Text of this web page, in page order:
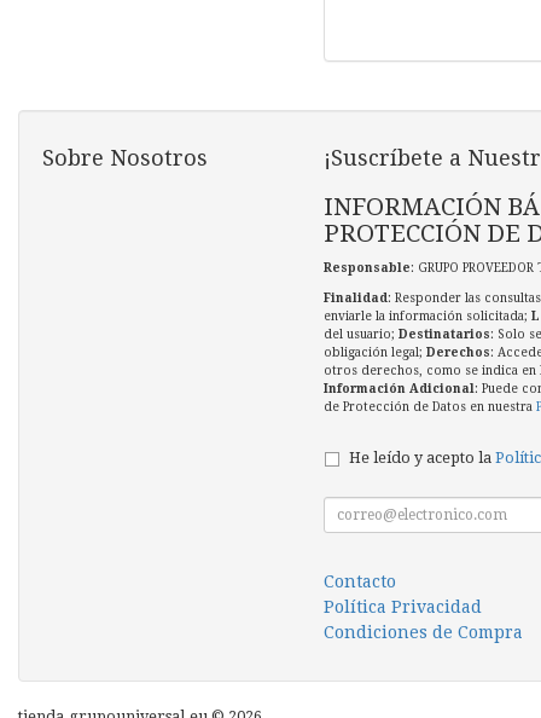
Sobre Nosotros ¡Suscríbete a
INFORMACIÓN
PROTECCIÓN DE
Responsable: GRUPO
Finalidad : Responder las
enviarle la información solicitada;
del usuario; Destinatarios: Solo
obligación legal; Derechos:
otros derechos, como se indica en
Información Adicional : Puede
de Protección de Datos en nuestra
He leído y acepto la
Contacto
Política Privacidad
Condiciones de Compra